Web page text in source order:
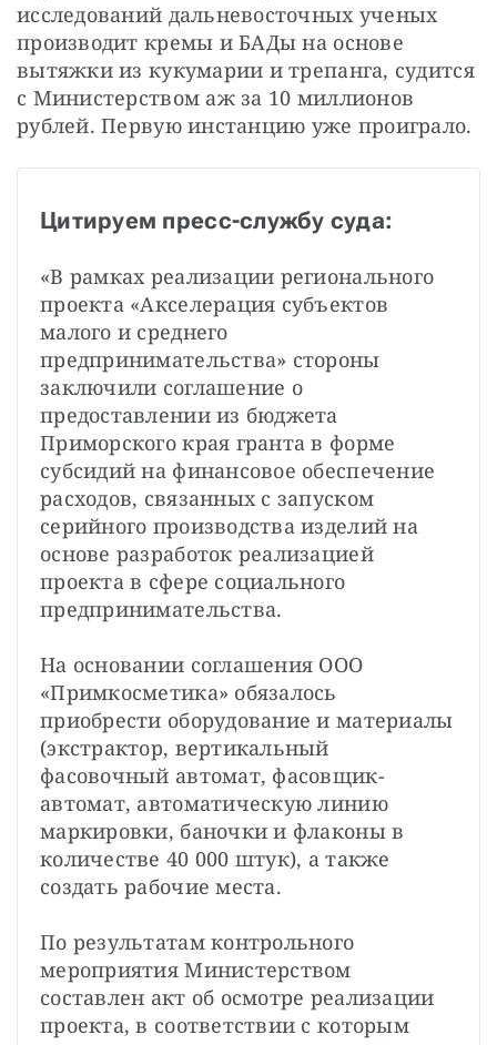
исследований дальневосточных ученых
производит кремы и БАДы на основе
вытяжки из кукумарии и трепанга, судится
с Министерством аж за 10 миллионов
рублей. Первую инстанцию уже проиграло.
Цитируем пресс-службу суда:
«В рамках реализации регионального
проекта «Акселерация субъектов
малого и среднего
предпринимательства» стороны
заключили соглашение о
предоставлении из бюджета
Приморского края гранта в форме
субсидий на финансовое обеспечение
расходов, связанных с запуском
серийного производства изделий на
основе разработок реализацией
проекта в сфере социального
предпринимательства.
На основании соглашения ООО
«Примкосметика» обязалось
приобрести оборудование и материалы
(экстрактор, вертикальный
фасовочный автомат, фасовщик-
автомат, автоматическую линию
маркировки, баночки и флаконы в
количестве 40 000 штук), а также
создать рабочие места.
По результатам контрольного
мероприятия Министерством
составлен акт об осмотре реализации
проекта, в соответствии с которым